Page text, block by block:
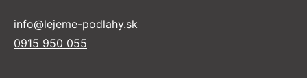
info@lejeme-podlahy.sk
0915 950 055